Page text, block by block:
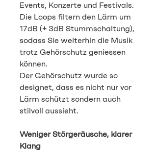
Events, Konzerte und Festivals.
Die Loops filtern den Lärm um
17dB (+ 3dB Stummschaltung),
sodass Sie weiterhin die Musik
trotz Gehörschutz geniessen
können.
Der Gehörschutz wurde so
designet, dass es nicht nur vor
Lärm schützt sondern auch
stilvoll aussieht.
Weniger Störgeräusche, klarer
Klang